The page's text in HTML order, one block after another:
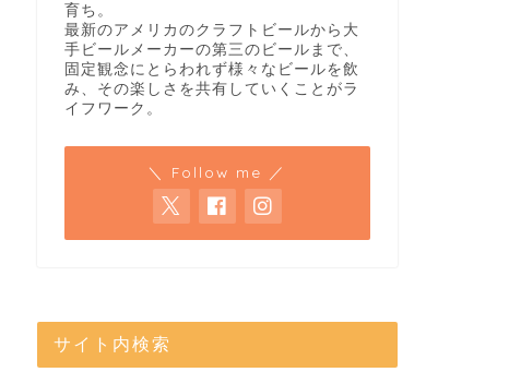
育ち。
最新のアメリカのクラフトビールから大
手ビールメーカーの第三のビールまで、
固定観念にとらわれず様々なビールを飲
み、その楽しさを共有していくことがラ
イフワーク。
＼ Follow me ／
サイト内検索